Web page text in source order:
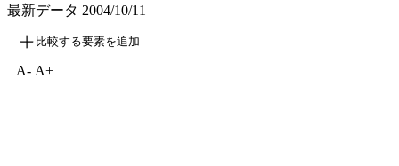
最新データ 2004/10/11
比較する要素を追加